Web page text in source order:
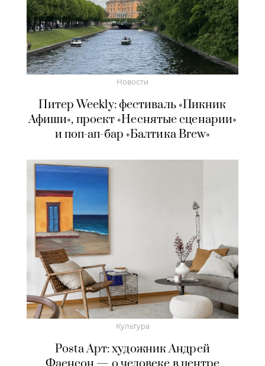
Новости
Питер Weekly: фестиваль «Пикник
Афиши», проект «Неснятые сценарии»
и поп-ап-бар «Балтика Brew»
Культура
Posta Арт: художник Андрей